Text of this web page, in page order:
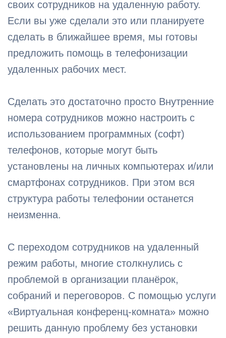
своих сотрудников на удаленную работу.
Если вы уже сделали это или планируете
сделать в ближайшее время, мы готовы
предложить помощь в телефонизации
удаленных рабочих мест.
Сделать это достаточно просто Внутренние
номера сотрудников можно настроить с
использованием программных (софт)
телефонов, которые могут быть
установлены на личных компьютерах и/или
смартфонах сотрудников. При этом вся
структура работы телефонии останется
неизменна.
С переходом сотрудников на удаленный
режим работы, многие столкнулись с
проблемой в организации планёрок,
собраний и переговоров. С помощью услуги
«Виртуальная конференц-комната» можно
решить данную проблему без установки